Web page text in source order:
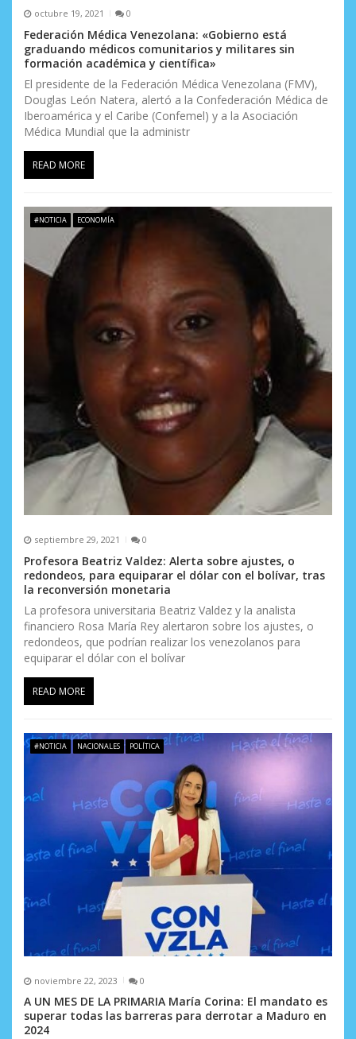
a
s
octubre 19, 2021 0
Federación Médica Venezolana: «Gobierno está
graduando médicos comunitarios y militares sin
formación académica y científica»
El presidente de la Federación Médica Venezolana (FMV),
Douglas León Natera, alertó a la Confederación Médica de
Iberoamérica y el Caribe (Confemel) y a la Asociación
Médica Mundial que la administr
READ MORE
#NOTICIA ECONOMÍA
septiembre 29, 2021 0
Profesora Beatriz Valdez: Alerta sobre ajustes, o
redondeos, para equiparar el dólar con el bolívar, tras
la reconversión monetaria
La profesora universitaria Beatriz Valdez y la analista
financiero Rosa María Rey alertaron sobre los ajustes, o
redondeos, que podrían realizar los venezolanos para
equiparar el dólar con el bolívar
READ MORE
#NOTICIA NACIONALES POLÍTICA
noviembre 22, 2023 0
A UN MES DE LA PRIMARIA María Corina: El mandato es
superar todas las barreras para derrotar a Maduro en
2024